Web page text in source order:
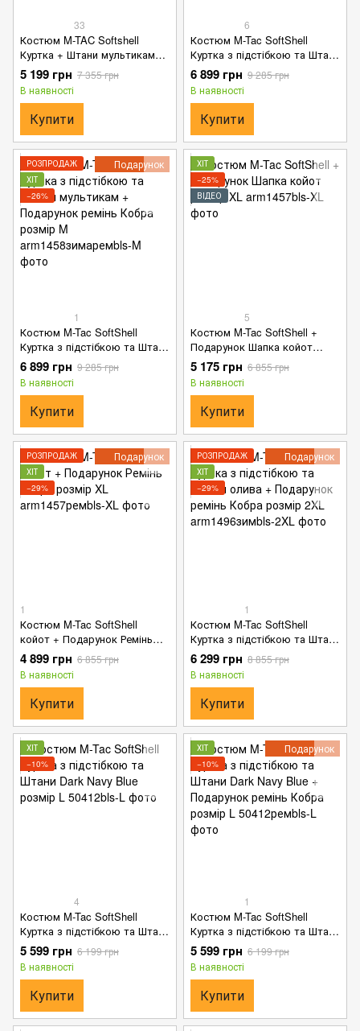
33
Костюм M-TAC Softshell
Куртка + Штани мультикам
розмір XL
5 199 грн 7 355 грн
В наявності
Купити
6
Костюм M-Tac SoftShell
Куртка з підстібкою та Штани
мультикам + Подарунок
Шапка розмір M
6 899 грн 9 285 грн
В наявності
Купити
Подарунок
РОЗПРОДАЖ
ХІТ
−26%
1
Костюм M-Tac SoftShell
Куртка з підстібкою та Штани
мультикам + Подарунок
ремінь Кобра розмір M
6 899 грн 9 285 грн
В наявності
Купити
ХІТ
−25%
ВІДЕО
5
Костюм M-Tac SoftShell +
Подарунок Шапка койот
розмір XL
5 175 грн 6 855 грн
В наявності
Купити
Подарунок
РОЗПРОДАЖ
ХІТ
−29%
1
Костюм M-Tac SoftShell
койот + Подарунок Ремінь
Кобра розмір XL
4 899 грн 6 855 грн
В наявності
Купити
Подарунок
РОЗПРОДАЖ
ХІТ
−29%
1
Костюм M-Tac SoftShell
Куртка з підстібкою та Штани
олива + Подарунок ремінь
Кобра розмір 2XL
6 299 грн 8 855 грн
В наявності
Купити
ХІТ
−10%
4
Костюм M-Tac SoftShell
Куртка з підстібкою та Штани
Dark Navy Blue розмір L
5 599 грн 6 199 грн
В наявності
Купити
Подарунок
ХІТ
−10%
1
Костюм M-Tac SoftShell
Куртка з підстібкою та Штани
Dark Navy Blue + Подарунок
ремінь Кобра розмір L
5 599 грн 6 199 грн
В наявності
Купити